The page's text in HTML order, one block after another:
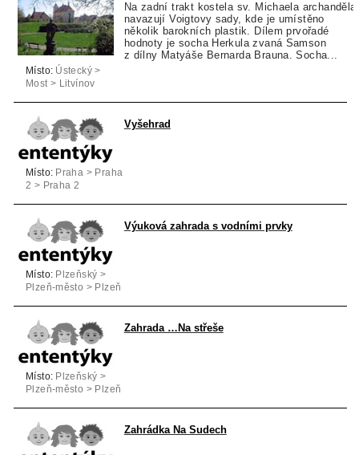
Na zadní trakt kostela sv. Michaela archanděla
navazují Voigtovy sady, kde je umístěno
několik barokních plastik. Dílem prvořadé
hodnoty je socha Herkula zvaná Samson
z dílny Matyáše Bernarda Brauna. Socha...
Místo: Ústecký >
Most > Litvínov
Vyšehrad
Místo: Praha > Praha
2 > Praha 2
Výuková zahrada s vodními prvky
Místo: Plzeňský >
Plzeň-město > Plzeň
Zahrada …Na střeše
Místo: Plzeňský >
Plzeň-město > Plzeň
Zahrádka Na Sudech